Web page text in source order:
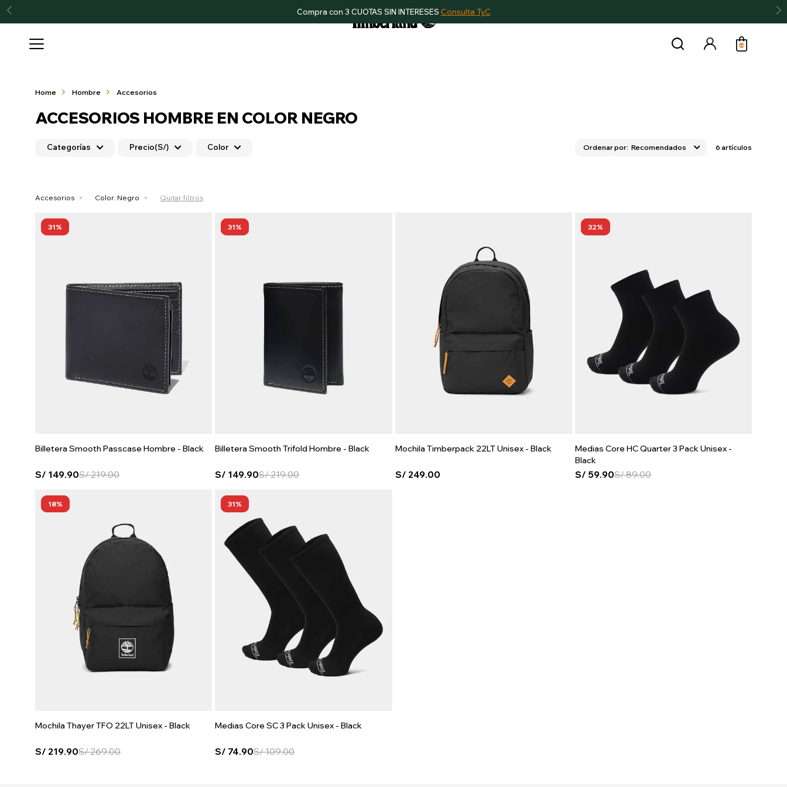
Compra con 3 CUOTAS SIN INTERESES Consulta TyC

Home Hombre Accesorios
ACCESORIOS HOMBRE EN COLOR NEGRO
Categorías Precio(S/) Color Recomendados 6 artículos
Accesorios Color: Negro Quitar filtros
31
Billetera Smooth Passcase Hombre - Black
S/ 149.90S/219.00
31
Billetera Smooth Trifold Hombre - Black
S/ 149.90S/219.00
Mochila Timberpack 22LT Unisex - Black
S/ 249.00
32
Medias Core HC Quarter 3 Pack Unisex -
Black
S/ 59.90S/89.00
18
Mochila Thayer TFO 22LT Unisex - Black
S/ 219.90S/269.00
31
Medias Core SC 3 Pack Unisex - Black
S/ 74.90S/109.00